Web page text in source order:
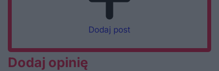
Dodaj post
Dodaj opinię